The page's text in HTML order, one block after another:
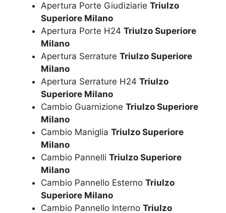
Apertura Porte Giudiziarie Triulzo
Superiore Milano
Apertura Porte H24 Triulzo Superiore
Milano
Apertura Serrature Triulzo Superiore
Milano
Apertura Serrature H24 Triulzo
Superiore Milano
Cambio Guarnizione Triulzo Superiore
Milano
Cambio Maniglia Triulzo Superiore
Milano
Cambio Pannelli Triulzo Superiore
Milano
Cambio Pannello Esterno Triulzo
Superiore Milano
Cambio Pannello Interno Triulzo